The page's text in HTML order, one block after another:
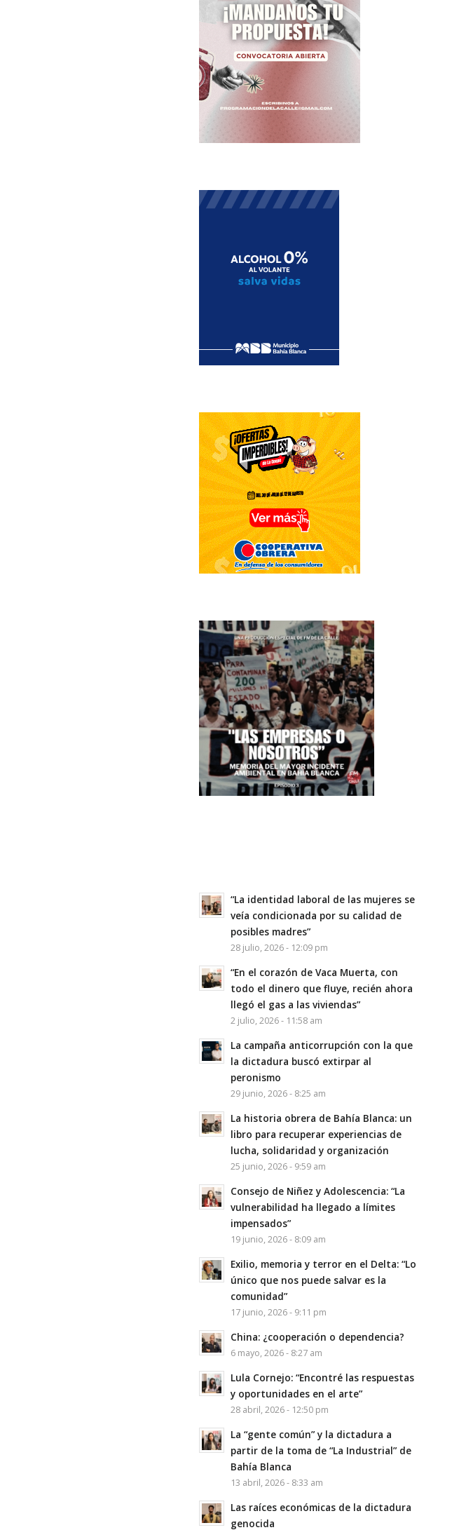
“La identidad laboral de las mujeres se
veía condicionada por su calidad de
posibles madres”
28 julio, 2026 - 12:09 pm
“En el corazón de Vaca Muerta, con
todo el dinero que fluye, recién ahora
llegó el gas a las viviendas”
2 julio, 2026 - 11:58 am
La campaña anticorrupción con la que
la dictadura buscó extirpar al
peronismo
29 junio, 2026 - 8:25 am
La historia obrera de Bahía Blanca: un
libro para recuperar experiencias de
lucha, solidaridad y organización
25 junio, 2026 - 9:59 am
Consejo de Niñez y Adolescencia: “La
vulnerabilidad ha llegado a límites
impensados”
19 junio, 2026 - 8:09 am
Exilio, memoria y terror en el Delta: “Lo
único que nos puede salvar es la
comunidad”
17 junio, 2026 - 9:11 pm
China: ¿cooperación o dependencia?
6 mayo, 2026 - 8:27 am
Lula Cornejo: “Encontré las respuestas
y oportunidades en el arte”
28 abril, 2026 - 12:50 pm
La “gente común” y la dictadura a
partir de la toma de “La Industrial” de
Bahía Blanca
13 abril, 2026 - 8:33 am
Las raíces económicas de la dictadura
genocida